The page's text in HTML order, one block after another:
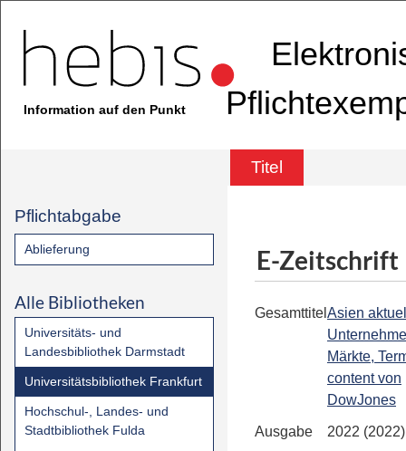
Information auf den Punkt
Titel
Pflichtabgabe
Ablieferung
Alle Bibliotheken
Universitäts- und
Landesbibliothek Darmstadt
Universitätsbibliothek Frankfurt
Hochschul-, Landes- und
Stadtbibliothek Fulda
E-Zeitschrift
Gesamttitel Asien
Märkte,
content von
DowJones
Ausgabe
2022